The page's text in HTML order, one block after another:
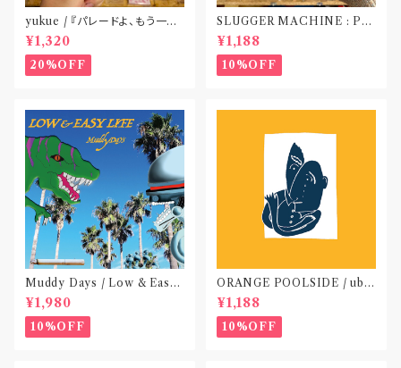
yukue / 『パレードよ、もう一度』
(TAPE)
¥1,320
20%OFF
SLUGGER MACHINE : PE
ACE OUT! / we die if we d
o not do “DIG”(SPLIT CD)
〝横浜&札幌〟
¥1,188
10%OFF
Muddy Days / Low & Easy
Life〝東京〟
¥1,980
10%OFF
ORANGE POOLSIDE / ubu
(CD作品)〝神奈川・厚木〟
¥1,188
10%OFF